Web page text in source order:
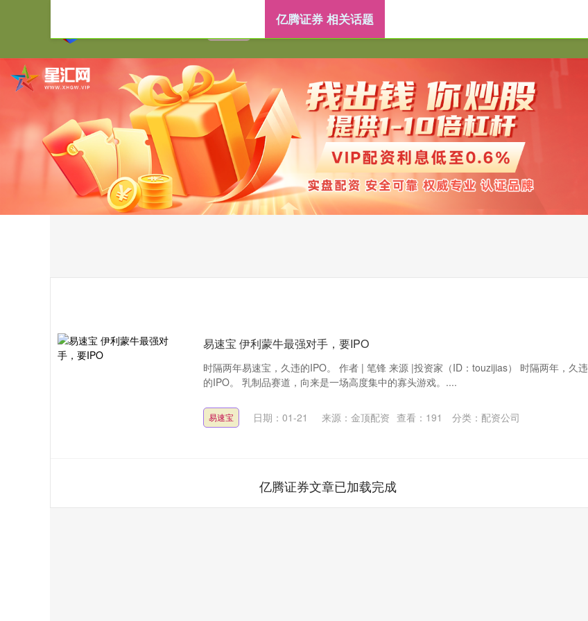
亿腾证券 配资开户
亿腾证券 相关话题
易速宝 伊利蒙牛最强对手，要IPO
时隔两年易速宝，久违的IPO。 作者 | 笔锋 来源 |投资家（ID：touzijias） 时隔两年，久违
的IPO。 乳制品赛道，向来是一场高度集中的寡头游戏。....
易速宝 日期：01-21 来源：金顶配资 查看： 191 分类： 配资公司
亿腾证券文章已加载完成